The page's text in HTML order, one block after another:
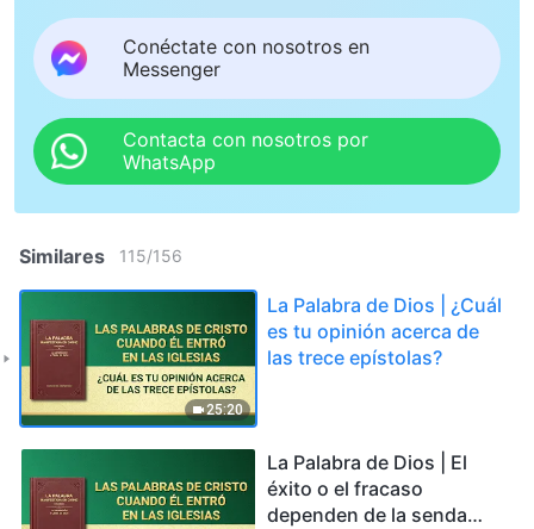
Conéctate con nosotros en
Messenger
Contacta con nosotros por
WhatsApp
Similares 115/156
25:20
La Palabra de Dios | ¿Cuál
es tu opinión acerca de
las trece epístolas?
La Palabra de Dios | El
éxito o el fracaso
dependen de la senda